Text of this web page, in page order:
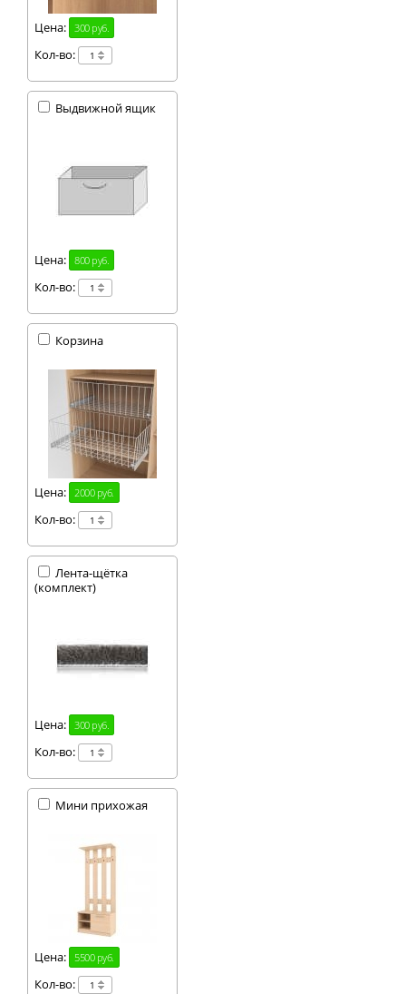
Цена: 300 руб.
Кол-во:
Выдвижной ящик
Цена: 800 руб.
Кол-во:
Корзина
Цена: 2000 руб.
Кол-во:
Лента-щётка
(комплект)
Цена: 300 руб.
Кол-во:
Мини прихожая
Цена: 5500 руб.
Кол-во: